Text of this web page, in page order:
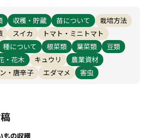
収穫・貯蔵 苗について
栽培方法
スイカ
トマト・ミニトマト
種について 根菜類 葉菜類
豆類
・花木 キュウリ
農業資材
・唐辛子
エダマメ 害虫
もの収穫